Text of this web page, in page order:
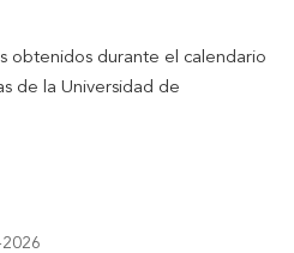
obtenidos durante el calendario
de la Universidad de